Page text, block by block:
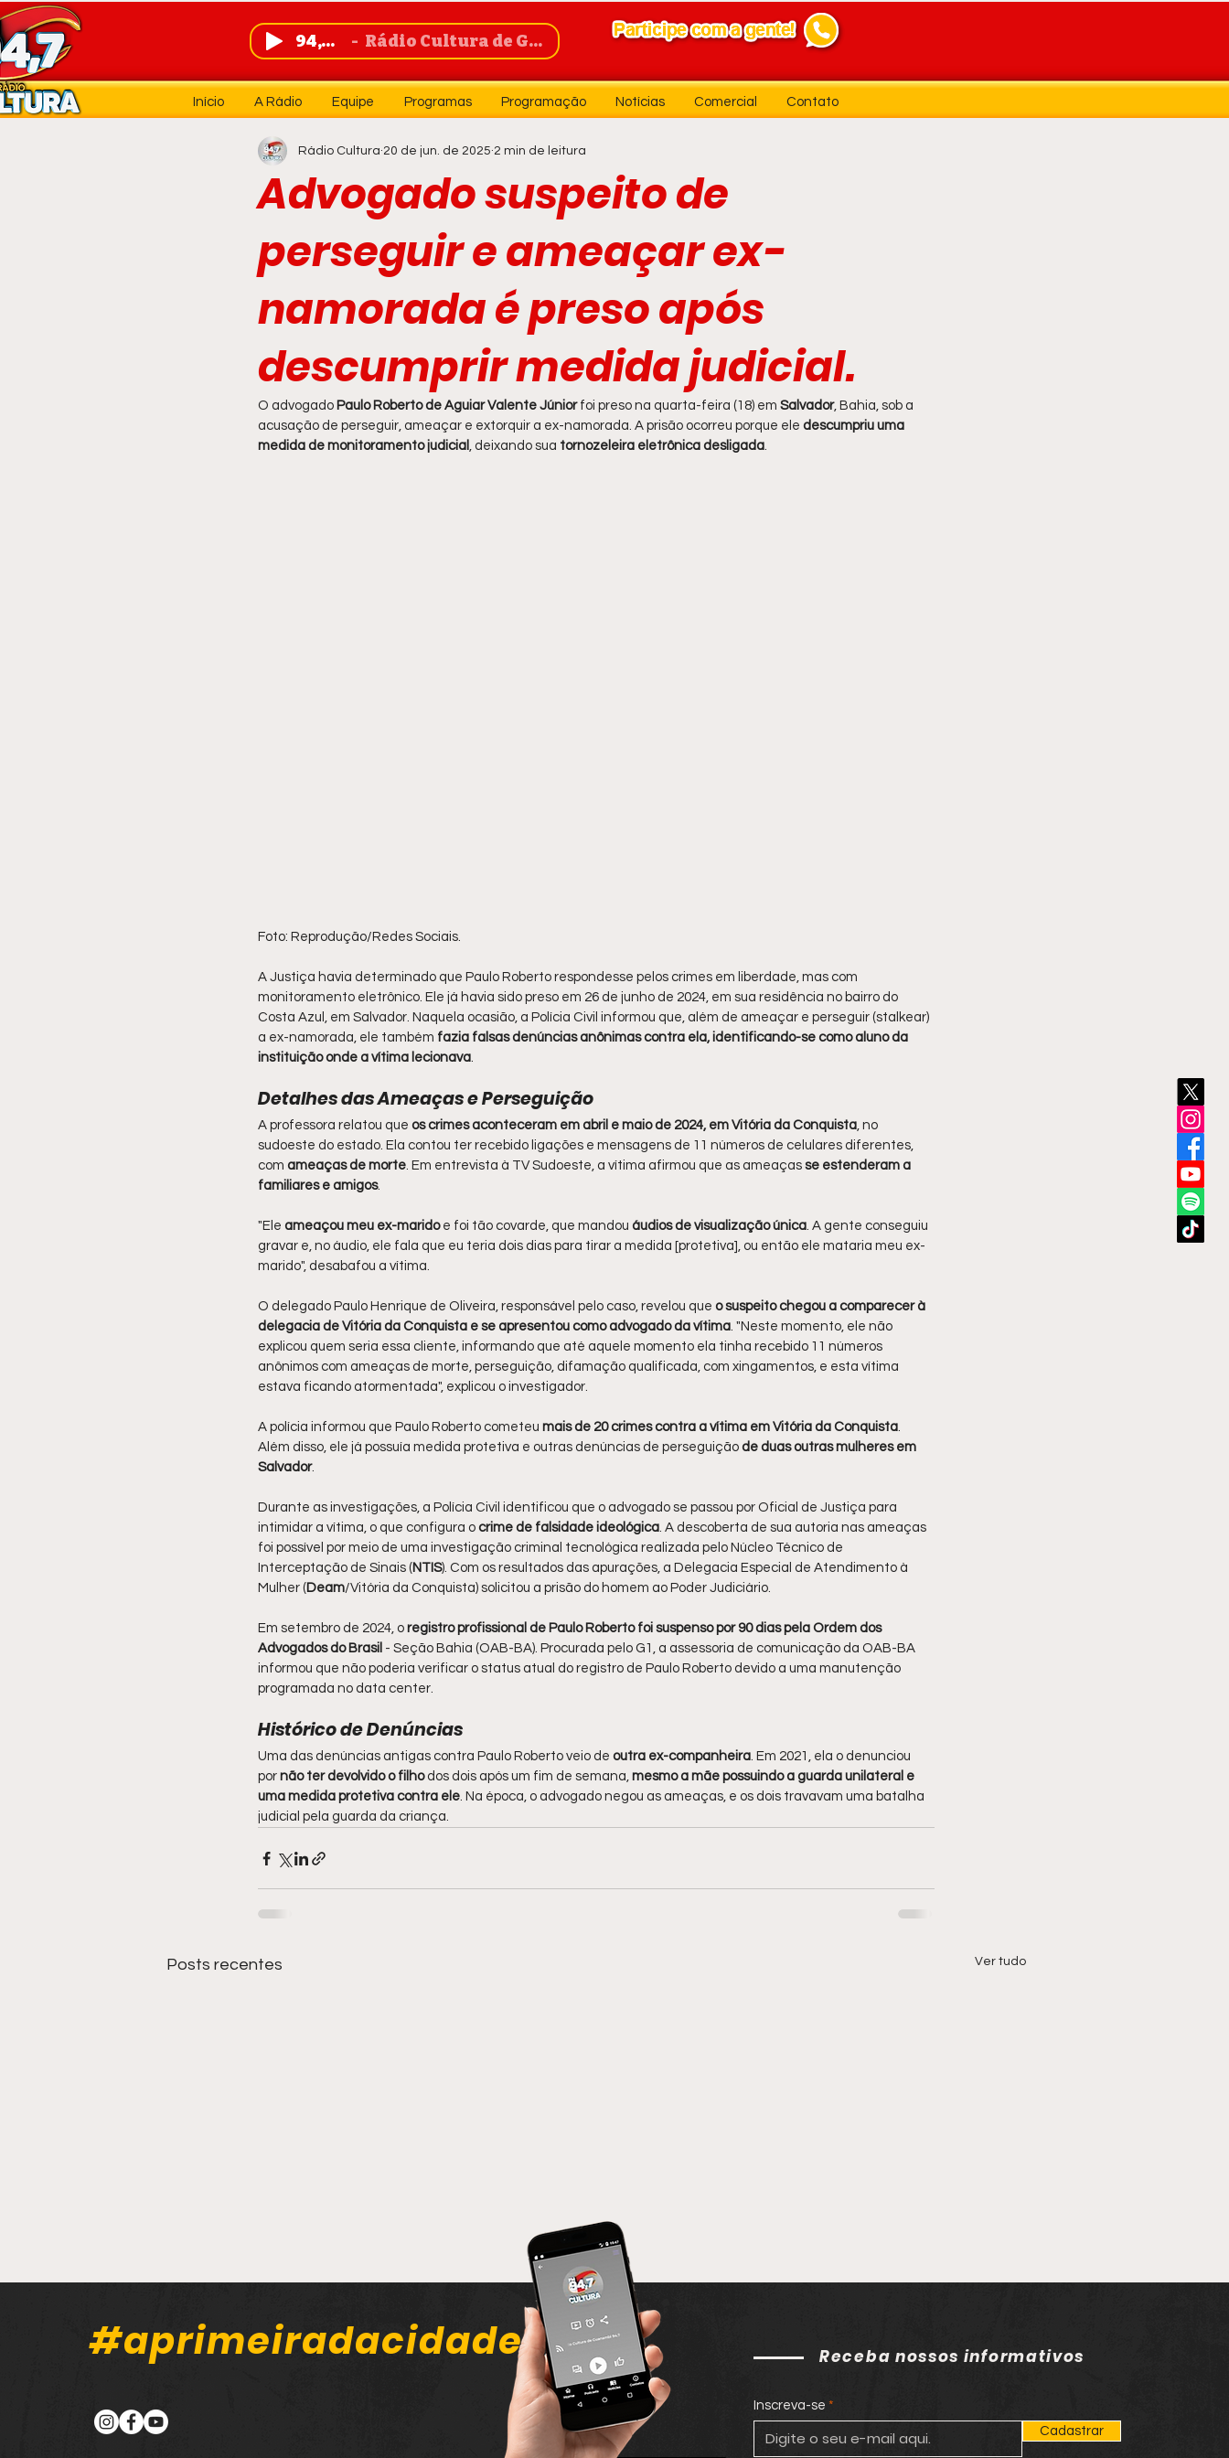
94,7 FM Rádio Cultura de Guanambi
Início A Rádio Equipe Programas Programação Notícias Comercial Contato
Advogado suspeito de
perseguir e ameaçar ex-
namorada é preso após
descumprir medida judicial.
Rádio Cultura 20 de jun. de 2025 2 min de leitura
O advogado Paulo Roberto de Aguiar Valente Júnior foi preso na quarta-feira (18) em Salvador, Bahia, sob a
acusação de perseguir, ameaçar e extorquir a ex-namorada. A prisão ocorreu porque ele descumpriu uma
medida de monitoramento judicial , deixando sua tornozeleira eletrônica desligada.
Foto: Reprodução/Redes Sociais.
A Justiça havia determinado que Paulo Roberto respondesse pelos crimes em liberdade, mas com
monitoramento eletrônico. Ele já havia sido preso em 26 de junho de 2024, em sua residência no bairro do
Costa Azul, em Salvador. Naquela ocasião, a Polícia Civil informou que, além de ameaçar e perseguir (stalkear)
a ex-namorada, ele também fazia falsas denúncias anônimas contra ela, identificando-se como aluno da
instituição onde a vítima lecionava.
Detalhes das Ameaças e Perseguição
A professora relatou que os crimes aconteceram em abril e maio de 2024, em Vitória da Conquista, no
sudoeste do estado. Ela contou ter recebido ligações e mensagens de 11 números de celulares diferentes,
com ameaças de morte. Em entrevista à TV Sudoeste, a vítima afirmou que as ameaças se estenderam a
familiares e amigos.
"Ele ameaçou meu ex-marido e foi tão covarde, que mandou áudios de visualização única. A gente conseguiu
gravar e, no áudio, ele fala que eu teria dois dias para tirar a medida [protetiva], ou então ele mataria meu ex-
marido", desabafou a vítima.
O delegado Paulo Henrique de Oliveira, responsável pelo caso, revelou que o suspeito chegou a comparecer à
delegacia de Vitória da Conquista e se apresentou como advogado da vítima. "Neste momento, ele não
explicou quem seria essa cliente, informando que até aquele momento ela tinha recebido 11 números
anônimos com ameaças de morte, perseguição, difamação qualificada, com xingamentos, e esta vítima
estava ficando atormentada", explicou o investigador.
A polícia informou que Paulo Roberto cometeu mais de 20 crimes contra a vítima em Vitória da Conquista.
Além disso, ele já possuía medida protetiva e outras denúncias de perseguição de duas outras mulheres em
Salvador.
Durante as investigações, a Polícia Civil identificou que o advogado se passou por Oficial de Justiça para
intimidar a vítima, o que configura o crime de falsidade ideológica. A descoberta de sua autoria nas ameaças
foi possível por meio de uma investigação criminal tecnológica realizada pelo Núcleo Técnico de
Interceptação de Sinais ( NTIS). Com os resultados das apurações, a Delegacia Especial de Atendimento à
Mulher ( Deam/Vitória da Conquista) solicitou a prisão do homem ao Poder Judiciário.
Em setembro de 2024, o registro profissional de Paulo Roberto foi suspenso por 90 dias pela Ordem dos
Advogados do Brasil - Seção Bahia (OAB-BA). Procurada pelo G1, a assessoria de comunicação da OAB-BA
informou que não poderia verificar o status atual do registro de Paulo Roberto devido a uma manutenção
programada no data center.
Histórico de Denúncias
Uma das denúncias antigas contra Paulo Roberto veio de outra ex-companheira. Em 2021, ela o denunciou
por não ter devolvido o filho dos dois após um fim de semana, mesmo a mãe possuindo a guarda unilateral e
uma medida protetiva contra ele. Na época, o advogado negou as ameaças, e os dois travavam uma batalha
judicial pela guarda da criança.
Posts recentes Ver tudo
Homem passa por Foragido da Justiça por
#aprimeiradacidade Receba nossos informativos
Inscreva-se
Cadastrar